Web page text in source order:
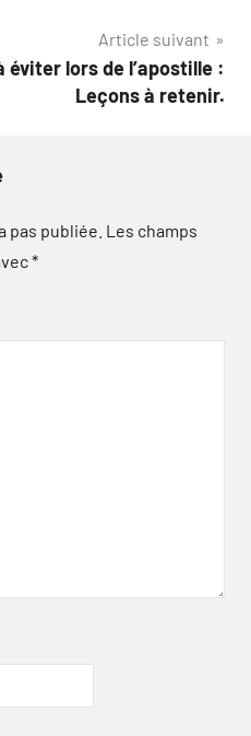
Article suivant
lors de l’apostille :
Leçons à retenir.
pas publiée. Les champs
*